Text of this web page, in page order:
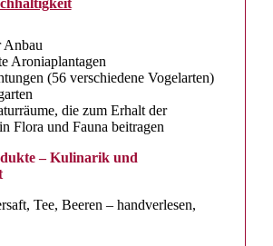
Anbau
Aroniaplantagen
(56 verschiedene Vogelarten)
die zum Erhalt der
Flora und Fauna beitragen
– Kulinarik und
Tee, Beeren – handverlesen,